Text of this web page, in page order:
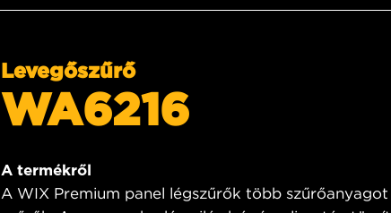
Levegőszűrő
WA6216
A termékről
A WIX Premium panel légszűrők több